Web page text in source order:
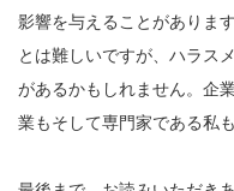
影響を与えることがありま
とは難しいですが、ハラス
があるかもしれません。企
業もそして専門家である私